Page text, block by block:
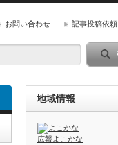
お問い合わせ 記事投稿依頼
地域情報
広報よこかな